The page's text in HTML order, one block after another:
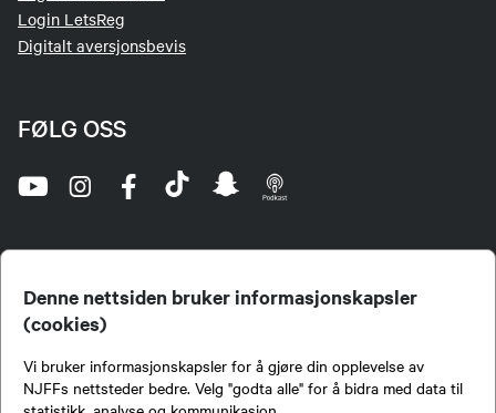
Denne nettsiden bruker informasjonskapsler
(cookies)
Vi bruker informasjonskapsler for å gjøre din opplevelse av
NJFFs nettsteder bedre. Velg "godta alle" for å bidra med data til
Login LetsReg
Digitalt aversjonsbevis
FØLG OSS
jegere og sportsfiskere og et av de viktigste miljøene for formidling av kunnskap om jakt og
fiske i Norge. Vi er en partipolitisk nøytral organisasjon, men har et sterkt jakt-, fiske-, og
naturpolitisk engasjement i mange saker.